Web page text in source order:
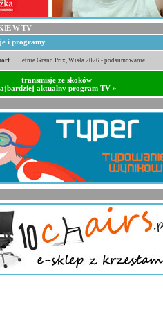
W TV
i programy
Letnie Grand Prix, Wisła 2026 - podsumowanie
transmisje ze skoków
aktualny program TV »